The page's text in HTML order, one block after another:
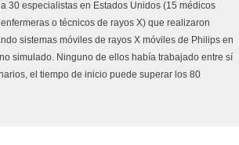
30 especialistas en Estados Unidos (15 médicos
o técnicos de rayos X) que realizaron
sistemas móviles de rayos X móviles de Philips en
simulado. Ninguno de ellos había trabajado entre sí
el tiempo de inicio puede superar los 80